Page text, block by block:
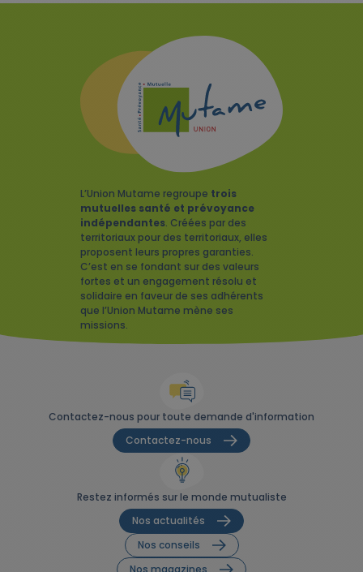
L’Union Mutame regroupe trois
mutuelles santé et prévoyance
indépendantes. Créées par des
territoriaux pour des territoriaux, elles
proposent leurs propres garanties.
C’est en se fondant sur des valeurs
fortes et un engagement résolu et
solidaire en faveur de ses adhérents
que l’Union Mutame mène ses
missions.
Contactez-nous pour toute demande d'information
Contactez-nous
Restez informés sur le monde mutualiste
Nos actualités
Nos conseils
Nos magazines